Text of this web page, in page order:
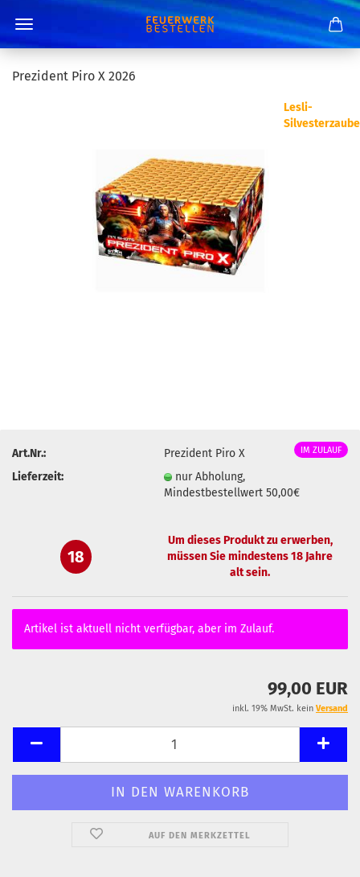
Prezident Piro X 2026
Lesli-
IM ZULAUF
Art.Nr.:
Prezident Piro X
Lieferzeit:
nur Abholung,
Mindestbestellwert 50,00€
18
Um dieses Produkt zu erwerben,
müssen Sie mindestens 18 Jahre
alt sein.
Artikel ist aktuell nicht verfügbar, aber im Zulauf.
99,00 EUR
inkl. 19% MwSt. kein Versand
AUF DEN MERKZETTEL